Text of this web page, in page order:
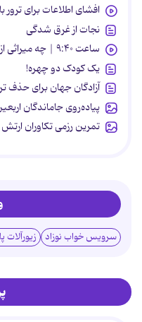
افشای اطلاعات برای ترور
نجات از غرق شدگی
ساعت ۹:۴۰ | چه میراثی از خود به جای گذاشت؟
یک کودک دو چهره!
آزادگان جهان برای حذف
پیاده‌روی جاماندگان
تمرین رزمی تکاوران ارتش
سرویس خواب نوزاد زیورآلات